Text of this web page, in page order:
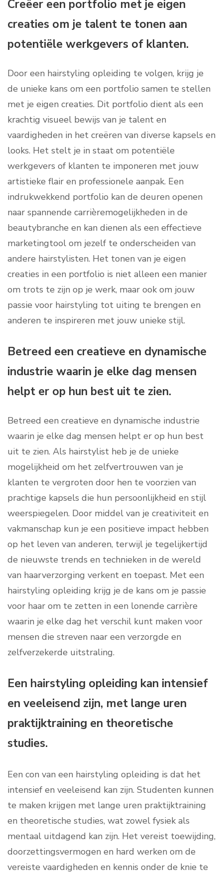
Creëer een portfolio met je eigen
creaties om je talent te tonen aan
potentiële werkgevers of klanten.
Door een hairstyling opleiding te volgen, krijg je
de unieke kans om een portfolio samen te stellen
met je eigen creaties. Dit portfolio dient als een
krachtig visueel bewijs van je talent en
vaardigheden in het creëren van diverse kapsels en
looks. Het stelt je in staat om potentiële
werkgevers of klanten te imponeren met jouw
artistieke flair en professionele aanpak. Een
indrukwekkend portfolio kan de deuren openen
naar spannende carrièremogelijkheden in de
beautybranche en kan dienen als een effectieve
marketingtool om jezelf te onderscheiden van
andere hairstylisten. Het tonen van je eigen
creaties in een portfolio is niet alleen een manier
om trots te zijn op je werk, maar ook om jouw
passie voor hairstyling tot uiting te brengen en
anderen te inspireren met jouw unieke stijl.
Betreed een creatieve en dynamische
industrie waarin je elke dag mensen
helpt er op hun best uit te zien.
Betreed een creatieve en dynamische industrie
waarin je elke dag mensen helpt er op hun best
uit te zien. Als hairstylist heb je de unieke
mogelijkheid om het zelfvertrouwen van je
klanten te vergroten door hen te voorzien van
prachtige kapsels die hun persoonlijkheid en stijl
weerspiegelen. Door middel van je creativiteit en
vakmanschap kun je een positieve impact hebben
op het leven van anderen, terwijl je tegelijkertijd
de nieuwste trends en technieken in de wereld
van haarverzorging verkent en toepast. Met een
hairstyling opleiding krijg je de kans om je passie
voor haar om te zetten in een lonende carrière
waarin je elke dag het verschil kunt maken voor
mensen die streven naar een verzorgde en
zelfverzekerde uitstraling.
Een hairstyling opleiding kan intensief
en veeleisend zijn, met lange uren
praktijktraining en theoretische
studies.
Een con van een hairstyling opleiding is dat het
intensief en veeleisend kan zijn. Studenten kunnen
te maken krijgen met lange uren praktijktraining
en theoretische studies, wat zowel fysiek als
mentaal uitdagend kan zijn. Het vereist toewijding,
doorzettingsvermogen en hard werken om de
vereiste vaardigheden en kennis onder de knie te